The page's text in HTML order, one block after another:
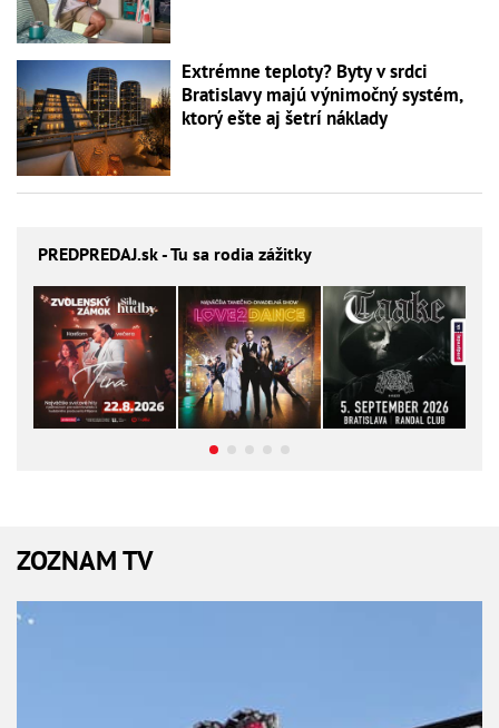
Extrémne teploty? Byty v srdci
Bratislavy majú výnimočný systém,
ktorý ešte aj šetrí náklady
PREDPREDAJ.sk - Tu sa rodia zážitky
ZOZNAM TV